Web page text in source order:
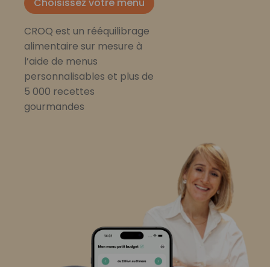
Choisissez votre menu
CROQ est un rééquilibrage
alimentaire sur mesure à
l’aide de menus
personnalisables et plus de
5 000 recettes
gourmandes